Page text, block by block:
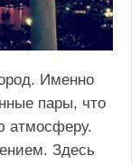
Именно
пары, что
атмосферу.
Здесь